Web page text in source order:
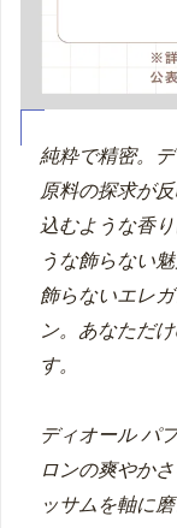
純粋で精密。
原料の探求が
込むような香
うな飾らない
飾らないエレ
ン。あなただ
す。
ディオール パ
ロンの爽やか
ッサムを軸に